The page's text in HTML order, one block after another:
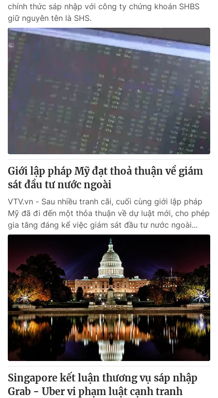
chính thức sáp nhập với công ty chứng khoán SHBS
giữ nguyên tên là SHS.
Giới lập pháp Mỹ đạt thoả thuận về giám
sát đầu tư nước ngoài
VTV.vn - Sau nhiều tranh cãi, cuối cùng giới lập pháp
Mỹ đã đi đến một thỏa thuận về dự luật mới, cho phép
gia tăng đáng kể việc giám sát đầu tư nước ngoài...
Singapore kết luận thương vụ sáp nhập
Grab - Uber vi phạm luật cạnh tranh